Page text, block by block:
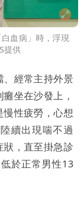
血病」時，浮現
提供
、經常主持外景
坐在沙發上，
性疲勞，心想
續出現喘不過
，直至掛急診
於正常男性13